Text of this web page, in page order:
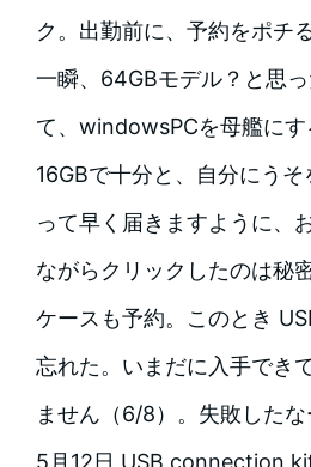
ク。出勤前に、予約をポチる
一瞬、64GBモデル？と思
て、windowsPCを母艦にす
16GBで十分と、自分にう
って早く届きますように、
ながらクリックしたのは秘密
ケースも予約。このとき
忘れた。いまだに入手でき
ません（6/8）。失敗したな